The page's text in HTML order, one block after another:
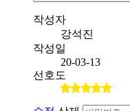
작성자
강석진
작성일
20-03-13
선호도